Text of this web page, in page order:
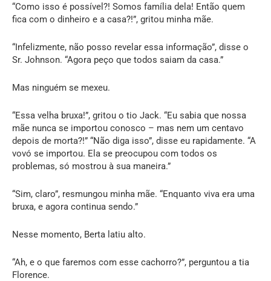
“Como isso é possível?! Somos família dela! Então quem
fica com o dinheiro e a casa?!”, gritou minha mãe.
“Infelizmente, não posso revelar essa informação”, disse o
Sr. Johnson. “Agora peço que todos saiam da casa.”
Mas ninguém se mexeu.
“Essa velha bruxa!”, gritou o tio Jack. “Eu sabia que nossa
mãe nunca se importou conosco – mas nem um centavo
depois de morta?!” “Não diga isso”, disse eu rapidamente. “A
vovó se importou. Ela se preocupou com todos os
problemas, só mostrou à sua maneira.”
“Sim, claro”, resmungou minha mãe. “Enquanto viva era uma
bruxa, e agora continua sendo.”
Nesse momento, Berta latiu alto.
“Ah, e o que faremos com esse cachorro?”, perguntou a tia
Florence.